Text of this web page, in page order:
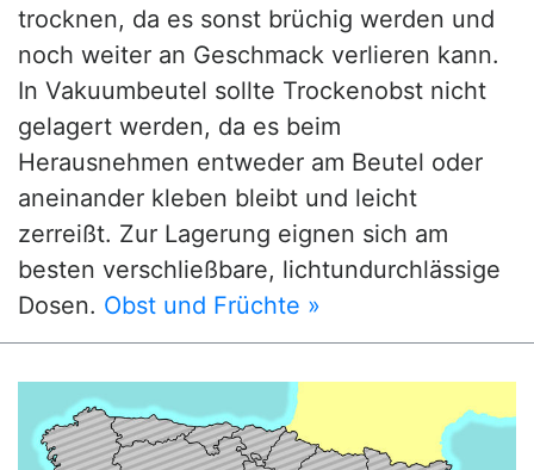
trocknen, da es sonst brüchig werden und
noch weiter an Geschmack verlieren kann.
In Vakuumbeutel sollte Trockenobst nicht
gelagert werden, da es beim
Herausnehmen entweder am Beutel oder
aneinander kleben bleibt und leicht
zerreißt. Zur Lagerung eignen sich am
besten verschließbare, lichtundurchlässige
Dosen. Obst und Früchte »